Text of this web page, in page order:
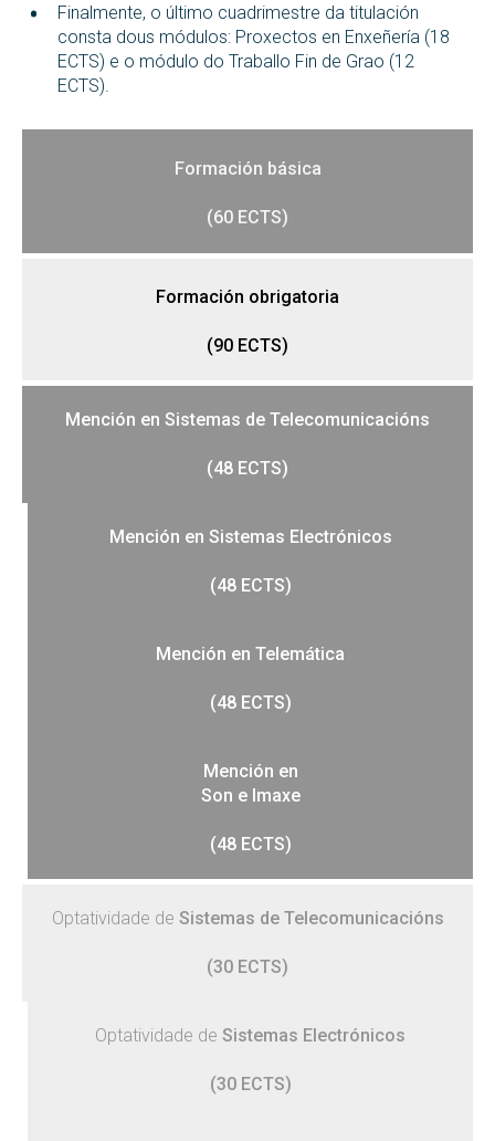
Finalmente, o último cuadrimestre da titulación
consta dous módulos: Proxectos en Enxeñería (18
ECTS) e o módulo do Traballo Fin de Grao (12
ECTS).
Formación básica
(60 ECTS)
Formación obrigatoria
(90 ECTS)
Mención en Sistemas de Telecomunicacións
(48 ECTS)
Mención en Sistemas Electrónicos
(48 ECTS)
Mención en Telemática
(48 ECTS)
Mención en
Son e Imaxe
(48 ECTS)
Optatividade de Sistemas de Telecomunicacións
(30 ECTS)
Optatividade de Sistemas Electrónicos
(30 ECTS)